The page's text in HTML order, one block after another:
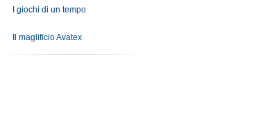
I giochi di un tempo
Il maglificio Avatex